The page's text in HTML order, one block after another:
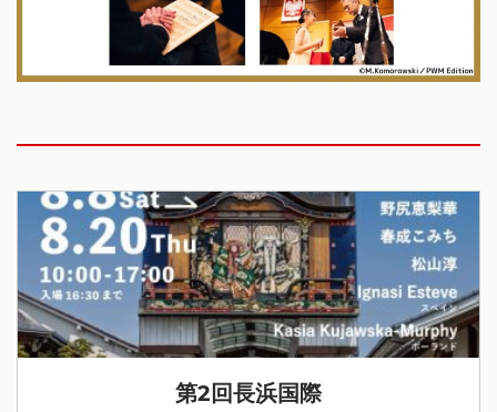
第2回長浜国際